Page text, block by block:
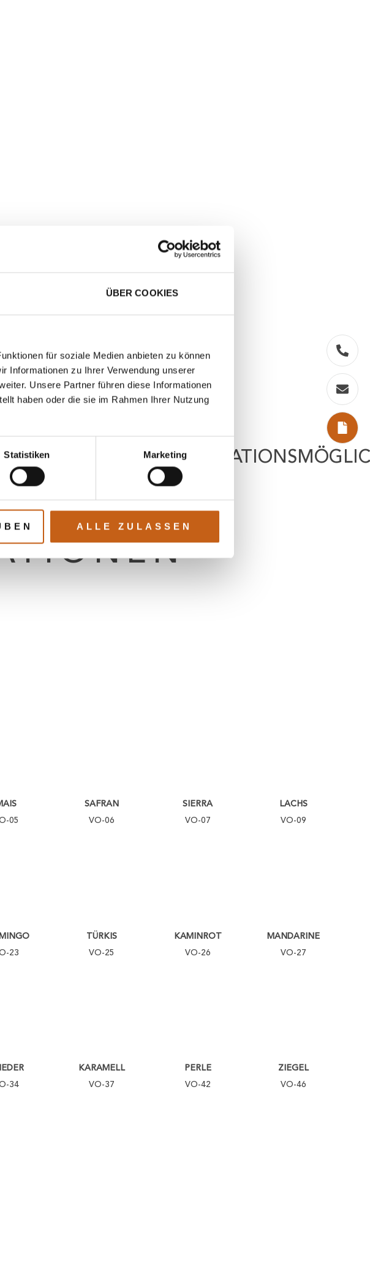
ÜBER COOKIES
für soziale Medien anbieten zu können
Informationen zu Ihrer Verwendung unserer
Unsere Partner führen diese Informationen
haben oder die sie im Rahmen Ihrer Nutzung
Statistiken Marketing
ALLE ZULASSEN
05
SAFRAN
VO-06
SIERRA
VO-07
LACHS
VO-09
23
TÜRKIS
VO-25
KAMINROT
VO-26
MANDARINE
VO-27
34
KARAMELL
VO-37
PERLE
VO-42
ZIEGEL
VO-46